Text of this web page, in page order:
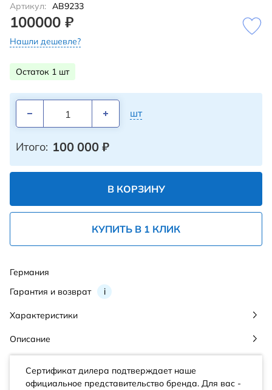
Артикул: AB9233
100000 ₽
Нашли дешевле?
Остаток 1 шт
шт
Итого: 100 000 ₽
В КОРЗИНУ
КУПИТЬ В 1 КЛИК
Гарантия и возврат i
Германия
Характеристики
Описание
Сертификат дилера подтверждает наше
официальное представительство бренда. Для вас -